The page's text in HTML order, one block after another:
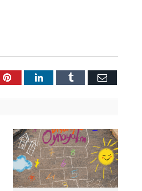
PinterestLinkedInTumblr E-